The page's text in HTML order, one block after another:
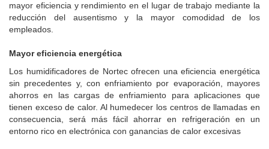
mayor eficiencia y rendimiento en el lugar de trabajo mediante la
reducción del ausentismo y la mayor comodidad de los
empleados.
Mayor eficiencia energética
Los humidificadores de Nortec ofrecen una eficiencia energética
sin precedentes y, con enfriamiento por evaporación, mayores
ahorros en las cargas de enfriamiento para aplicaciones que
tienen exceso de calor. Al humedecer los centros de llamadas en
consecuencia, será más fácil ahorrar en refrigeración en un
entorno rico en electrónica con ganancias de calor excesivas